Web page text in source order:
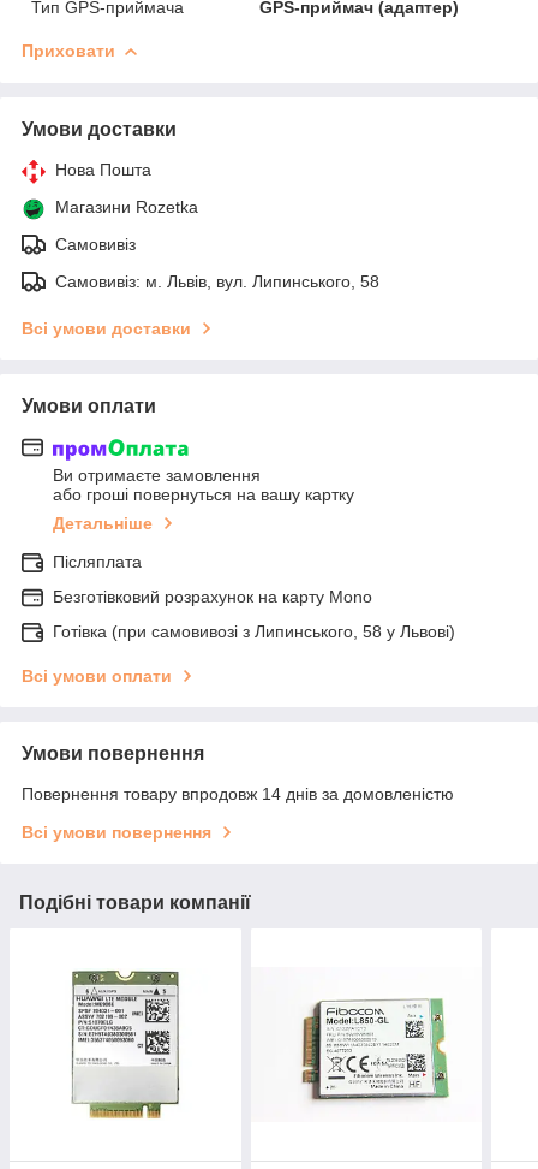
Тип GPS-приймача GPS-приймач (адаптер)
Приховати
Умови доставки
Нова Пошта
Магазини Rozetka
Самовивіз
Самовивіз: м. Львів, вул. Липинського, 58
Всі умови доставки
Умови оплати
Ви отримаєте замовлення
або гроші повернуться на вашу картку
Детальніше
Післяплата
Безготівковий розрахунок на карту Mono
Готівка (при самовивозі з Липинського, 58 у Львові)
Всі умови оплати
Умови повернення
Повернення товару впродовж 14 днів за домовленістю
Всі умови повернення
Подібні товари компанії